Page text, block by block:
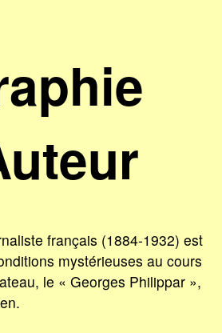
français (1884-1932) est
mystérieuses au cours
le « Georges Philippar »,